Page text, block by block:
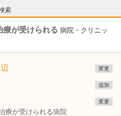
索
療が受けられる 病院・クリニッ
変更
追加
療が受けられる病院
変更